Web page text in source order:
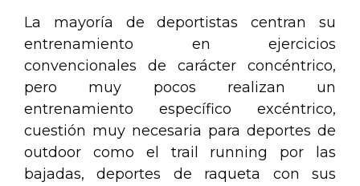
La mayoría de deportistas centran su
entrenamiento en ejercicios
convencionales de carácter concéntrico,
pero muy pocos realizan un
entrenamiento específico excéntrico,
cuestión muy necesaria para deportes de
outdoor como el trail running por las
bajadas, deportes de raqueta con sus